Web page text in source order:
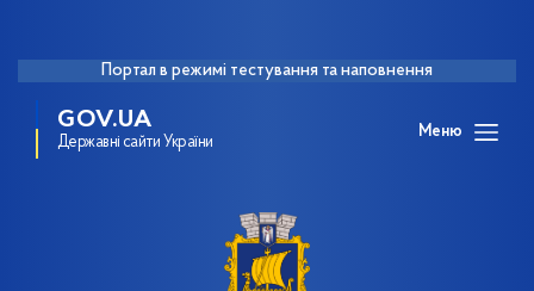
Портал в режимі тестування та наповнення
GOV.UA
Державні сайти України
Меню